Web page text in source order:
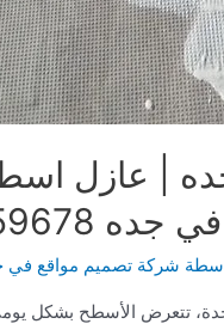
| عازل
شركة تصميم مواقع في
تتعرض الأسطح بشكل